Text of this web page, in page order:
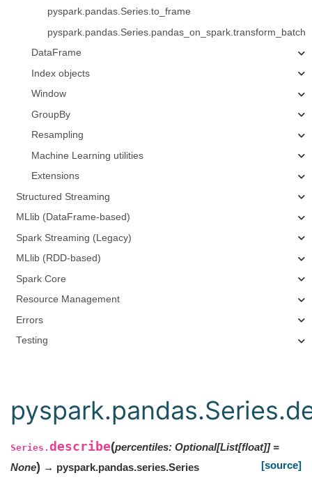
pyspark.pandas.Series.to_frame
pyspark.pandas.Series.pandas_on_spark.transform_batch
DataFrame
Index objects
Window
GroupBy
Resampling
Machine Learning utilities
Extensions
Structured Streaming
MLlib (DataFrame-based)
Spark Streaming (Legacy)
MLlib (RDD-based)
Spark Core
Resource Management
Errors
Testing
Series. describe(percentiles: Optional[List[float]] =
None) → pyspark.pandas.series.Series
[source]